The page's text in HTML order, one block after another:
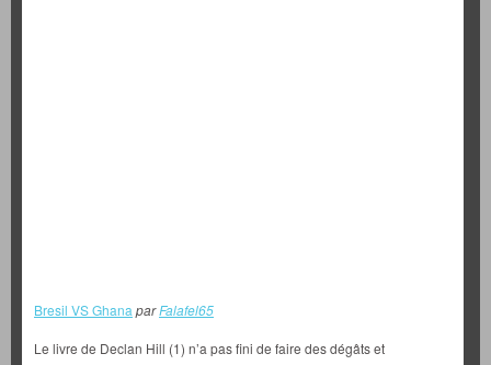
Bresil VS Ghana parFalafel65
Le livre de Declan Hill (1) n’a pas fini de faire des dégâts et